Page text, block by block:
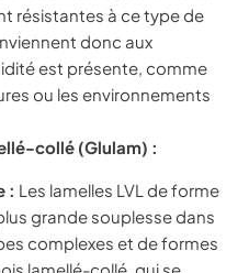
résistantes à ce type de
donc aux
est présente, comme
ou les environnements
collé (Glulam) :
: Les lamelles LVL de forme
grande souplesse dans
complexes et de formes